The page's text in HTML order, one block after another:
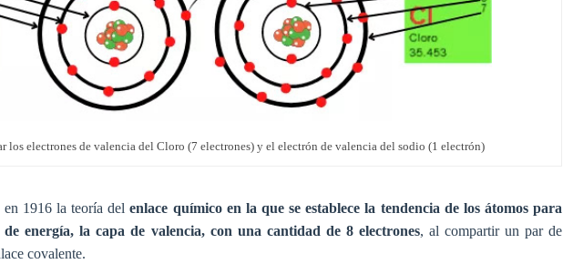
los electrones de valencia del Cloro (7 electrones) y el electrón de valencia del sodio (1 electrón)
1916 la teoría delenlace químico en la que se establece la tendencia de los átomos para
energía, la capa de valencia, con una cantidad de 8 electrones, al compartir un par de
covalente.